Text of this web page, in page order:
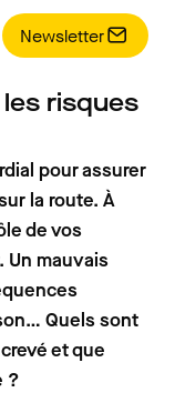
Newsletter
risques
pour assurer
la route. À
de vos
Un mauvais
Quels sont
et que
?